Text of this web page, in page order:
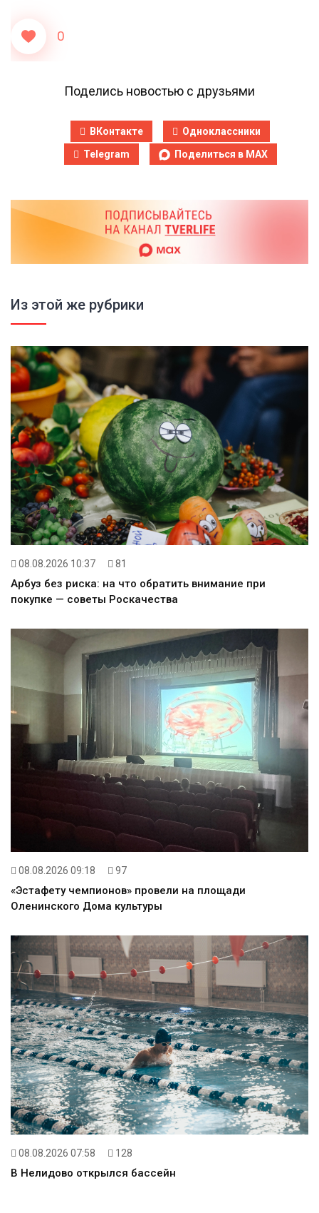
0
Поделись новостью с друзьями
ВКонтакте
Одноклассники
Telegram
Поделиться в MAX
Из этой же рубрики
08.08.2026 10:37 81
Арбуз без риска: на что обратить внимание при
покупке — советы Роскачества
08.08.2026 09:18 97
«Эстафету чемпионов» провели на площади
Оленинского Дома культуры
08.08.2026 07:58 128
В Нелидово открылся бассейн